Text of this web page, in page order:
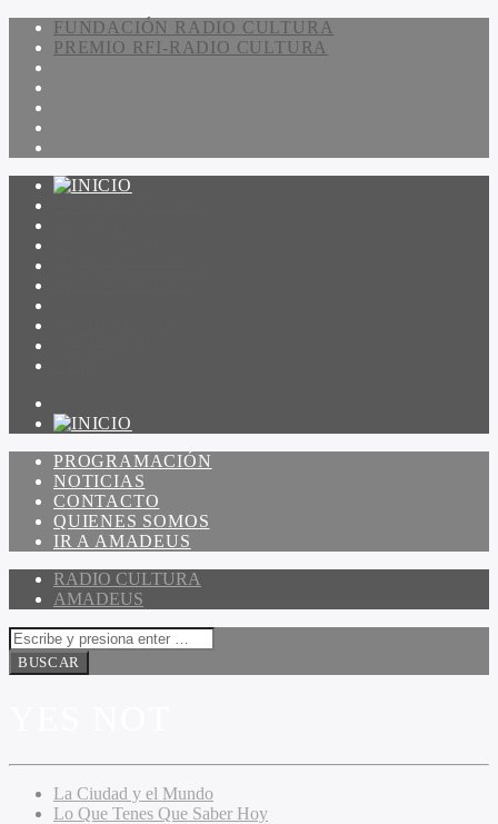
FUNDACIÓN RADIO CULTURA
PREMIO RFI-RADIO CULTURA
PROGRAMACIÓN
NOTICIAS
CONTACTO
QUIENES SOMOS
IR A AMADEUS
RADIO CULTURA
AMADEUS
La Ciudad y el Mundo
Lo Que Tenes Que Saber Hoy